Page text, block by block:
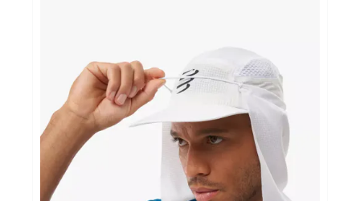
Sportvoeding
Gezonde levensstijl
Koopjes